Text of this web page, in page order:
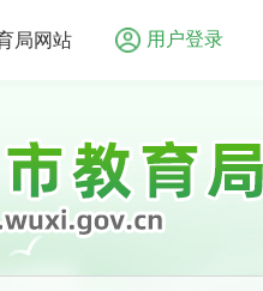
局网站 用户登录